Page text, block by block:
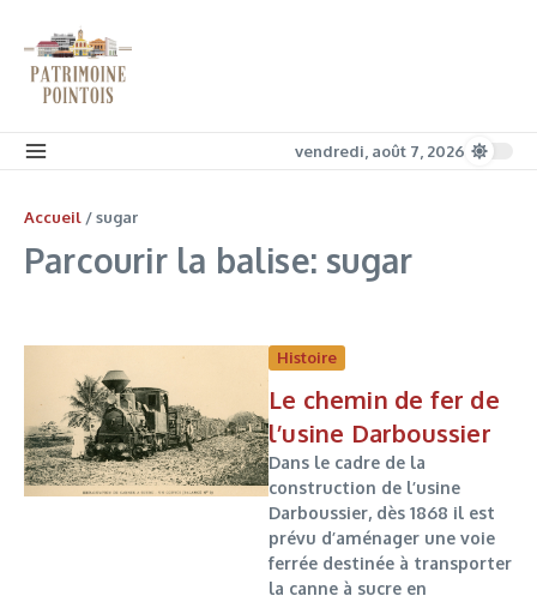
vendredi, août 7, 2026
Accueil /sugar
Parcourir la balise: sugar
Histoire
Le chemin de fer de
l’usine Darboussier
Dans le cadre de la
construction de l’usine
Darboussier, dès 1868 il est
prévu d’aménager une voie
ferrée destinée à transporter
la canne à sucre en